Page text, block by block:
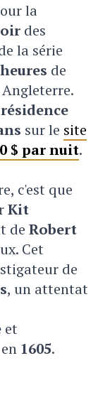
la
des
la série
de
Angleterre.
résidence
sur le site
$ par nuit.
c'est que
Kit
de Robert
Cet
de
, un attentat
et
1605.